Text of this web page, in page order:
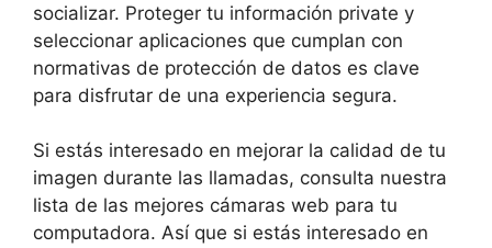
socializar. Proteger tu información private y
seleccionar aplicaciones que cumplan con
normativas de protección de datos es clave
para disfrutar de una experiencia segura.
Si estás interesado en mejorar la calidad de tu
imagen durante las llamadas, consulta nuestra
lista de las mejores cámaras web para tu
computadora. Así que si estás interesado en